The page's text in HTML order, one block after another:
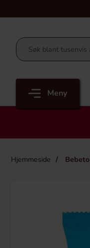
Meny
Hjemmeside